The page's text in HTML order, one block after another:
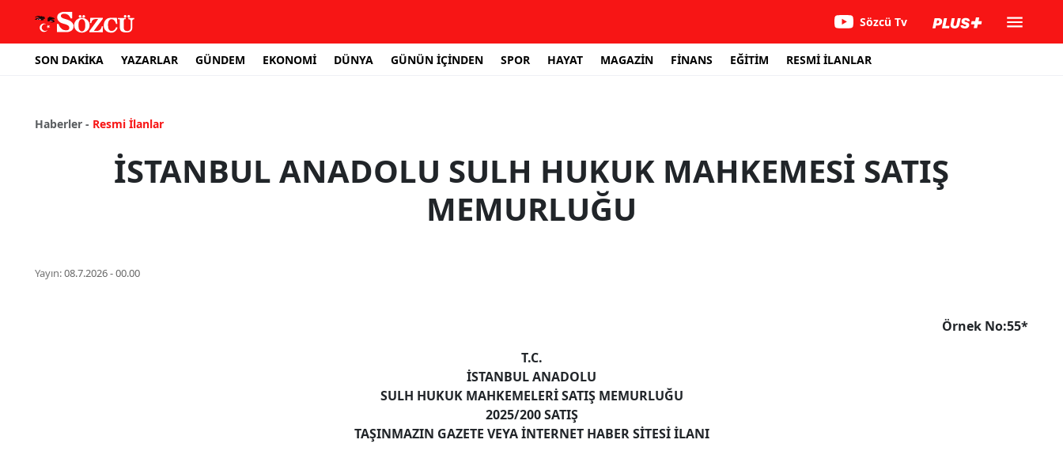
Sözcü Tv
SON DAKİKA YAZARLAR GÜNDEM EKONOMİ DÜNYA GÜNÜN İÇİNDEN SPOR HAYAT MAGAZİN FİNANS EĞİTİM RESMİ İLANLAR
Haberler - Resmi İlanlar
İSTANBUL ANADOLU SULH HUKUK MAHKEMESİ SATIŞ
MEMURLUĞU
Yayın:08.7.2026 - 00.00
Örnek No:55*
T.C.
İSTANBUL ANADOLU
SULH HUKUK MAHKEMELERİ SATIŞ MEMURLUĞU
2025/200 SATIŞ
TAŞINMAZIN GAZETE VEYA İNTERNET HABER SİTESİ İLANI